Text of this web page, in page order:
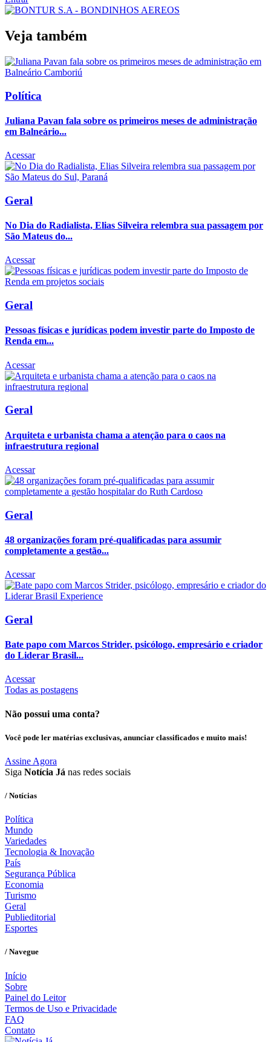
Veja também
Política
Juliana Pavan fala sobre os primeiros meses de administração
em Balneário...
Acessar
Geral
No Dia do Radialista, Elias Silveira relembra sua passagem por
São Mateus do...
Acessar
Geral
Pessoas físicas e jurídicas podem investir parte do Imposto de
Renda em...
Acessar
Geral
Arquiteta e urbanista chama a atenção para o caos na
infraestrutura regional
Acessar
Geral
48 organizações foram pré-qualificadas para assumir
completamente a gestão...
Acessar
Geral
Bate papo com Marcos Strider, psicólogo, empresário e criador
do Liderar Brasil...
Acessar
Todas as postagens
Não possui uma conta?
Você pode ler matérias exclusivas, anunciar classificados e muito mais!
Assine Agora
Siga Notícia Já nas redes sociais
/ Notícias
Política
Mundo
Variedades
Tecnologia & Inovação
País
Segurança Pública
Economia
Turismo
Geral
Publieditorial
Esportes
/ Navegue
Início
Sobre
Painel do Leitor
Termos de Uso e Privacidade
FAQ
Contato